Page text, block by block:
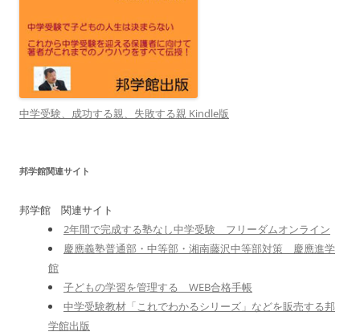
中学受験、成功する親、失敗する親 Kindle版
邦学館関連サイト
邦学館 関連サイト
2年間で完成する塾なし中学受験 フリーダムオンライン
慶應義塾普通部・中等部・湘南藤沢中等部対策 慶應進学
館
子どもの学習を管理する WEB合格手帳
中学受験教材「これでわかるシリーズ」などを販売する邦
学館出版